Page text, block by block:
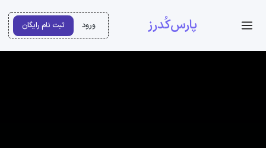
پارس‌کُدرز ورود ثبت نام رایگان